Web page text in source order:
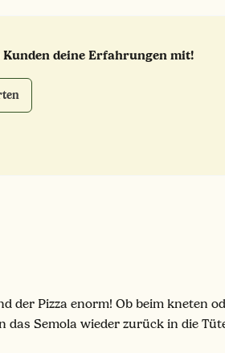
Kunden deine Erfahrungen mit!
der Pizza enorm! Ob beim kneten
Semola wieder zurück in die